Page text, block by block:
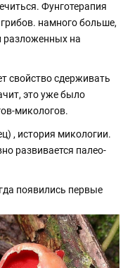
Фунготерапия
намного больше,
разложенных на
свойство сдерживать
это уже было
микологов.
, история микологии.
развивается палео-
появились первые